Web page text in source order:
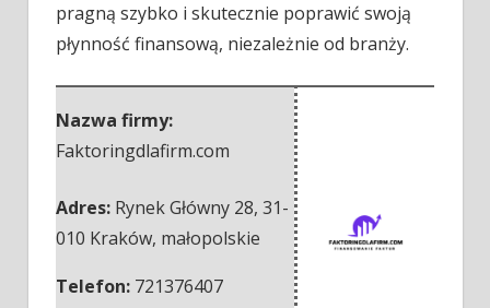
pragną szybko i skutecznie poprawić swoją
płynność finansową, niezależnie od branży.
Nazwa firmy:
Faktoringdlafirm.com
Adres: Rynek Główny 28, 31-
010 Kraków, małopolskie
Telefon: 721376407